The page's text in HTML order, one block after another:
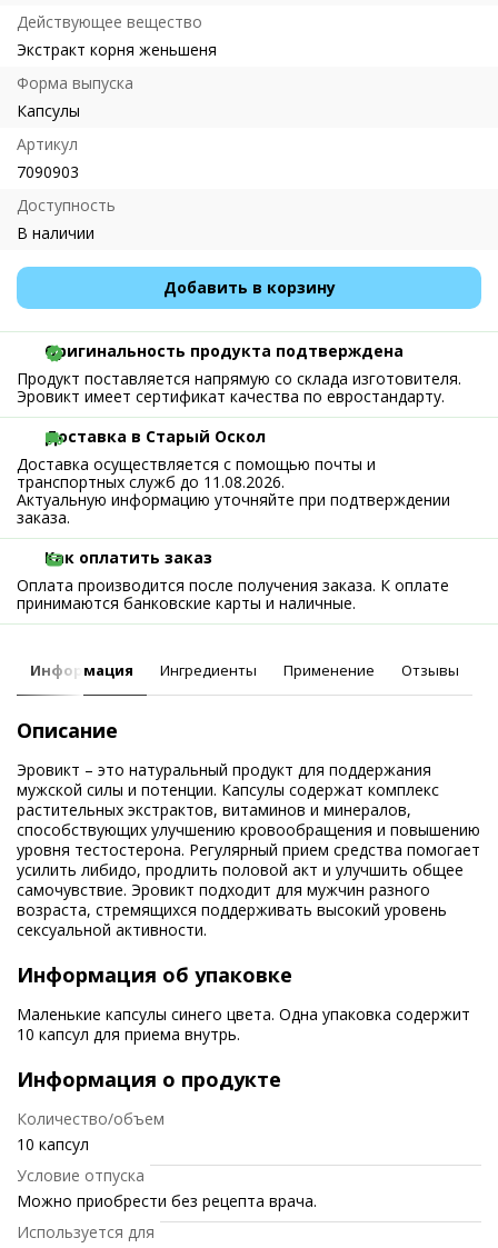
Действующее вещество
Экстракт корня женьшеня
Форма выпуска
Капсулы
Артикул
7090903
Доступность
В наличии
Добавить в корзину
Оригинальность продукта подтверждена
Продукт поставляется напрямую со склада изготовителя.
Эровикт имеет сертификат качества по евростандарту.
Доставка в Старый Оскол
Доставка осуществляется с помощью почты и
транспортных служб до 11.08.2026.
Актуальную информацию уточняйте при подтверждении
заказа.
Как оплатить заказ
Оплата производится после получения заказа. К оплате
принимаются банковские карты и наличные.
Информация Ингредиенты Применение Отзывы
Описание
Эровикт – это натуральный продукт для поддержания
мужской силы и потенции. Капсулы содержат комплекс
растительных экстрактов, витаминов и минералов,
способствующих улучшению кровообращения и повышению
уровня тестостерона. Регулярный прием средства помогает
усилить либидо, продлить половой акт и улучшить общее
самочувствие. Эровикт подходит для мужчин разного
возраста, стремящихся поддерживать высокий уровень
сексуальной активности.
Информация об упаковке
Маленькие капсулы синего цвета. Одна упаковка содержит
10 капсул для приема внутрь.
Информация о продукте
Количество/объем
10 капсул
Условие отпуска
Можно приобрести без рецепта врача.
Используется для